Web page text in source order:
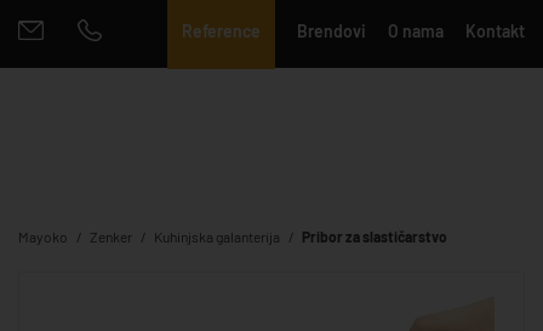
Reference Brendovi O nama Kontakt
Mayoko Zenker Kuhinjska galanterija Pribor za slastičarstvo